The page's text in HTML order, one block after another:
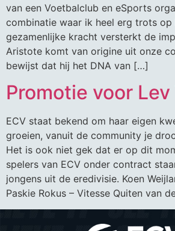
van een Voetbalclub en eSports
combinatie waar ik heel erg trots op
gezamenlijke kracht versterkt de
Aristote komt van origine uit onze
bewijst dat hij het DNA van […]
Promotie voor
ECV staat bekend om haar eigen
groeien, vanuit de community je
Het is ook niet gek dat er op dit
spelers van ECV onder contract
jongens uit de eredivisie. Koen
Paskie Rokus – Vitesse Quiten van